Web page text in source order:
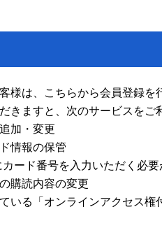
様は、こちらから会員登録を
きますと、次のサービスをご
加・変更
情報の保管
ード番号を入力いただく必要
購読内容の変更
いる「オンラインアクセス権